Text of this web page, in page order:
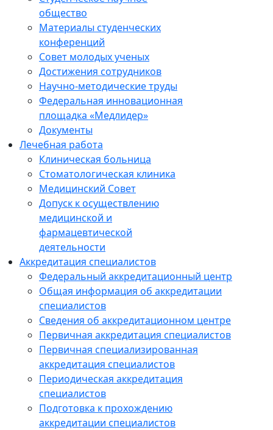
общество
Материалы студенческих
конференций
Совет молодых ученых
Достижения сотрудников
Научно-методические труды
Федеральная инновационная
площадка «Медлидер»
Документы
Лечебная работа
Клиническая больница
Стоматологическая клиника
Медицинский Совет
Допуск к осуществлению
медицинской и
фармацевтической
деятельности
Аккредитация специалистов
Федеральный аккредитационный центр
Общая информация об аккредитации
специалистов
Сведения об аккредитационном центре
Первичная аккредитация специалистов
Первичная специализированная
аккредитация специалистов
Периодическая аккредитация
специалистов
Подготовка к прохождению
аккредитации специалистов